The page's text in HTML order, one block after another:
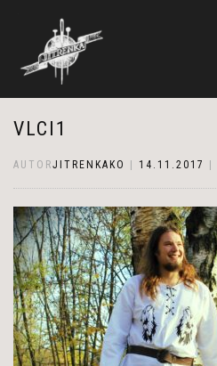
VLCI1
AUTORJITRENKAKO 14.11.2017